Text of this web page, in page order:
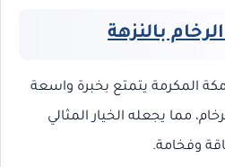
بالنزهة
مكة المكرمة يتمتع بخبرة واسعة
مما يجعله الخيار المثالي
وفخامة.